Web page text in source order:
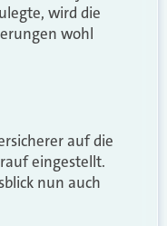
wird die
wohl
auf die
eingestellt.
nun auch